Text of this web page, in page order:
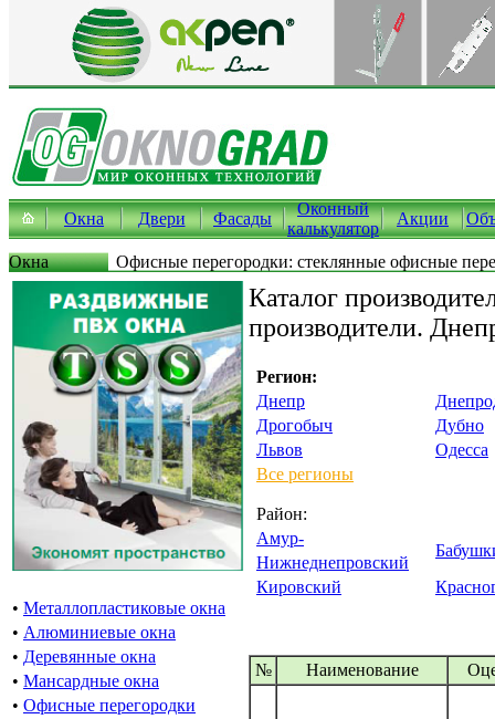
Окна Двери Фасады
Оконный
калькулятор
Акции
Окна Офисные перегородки: стеклянные офисные
• Металлопластиковые окна
• Алюминиевые окна
• Деревянные окна
• Мансардные окна
• Офисные перегородки
Каталог
производители.
Регион:
Днепр
Дрогобыч
Дубно
Львов
Одесса
Все регионы
Район:
Амур-
Нижнеднепровский
Кировский
№ Наименование